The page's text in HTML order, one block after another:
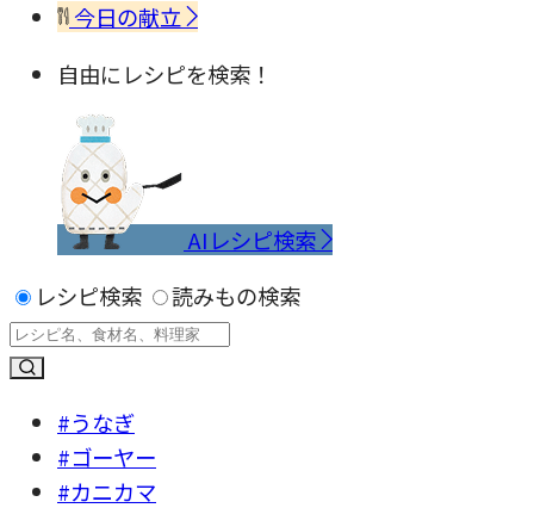
今日の献立
自由にレシピを検索！
AIレシピ検索
レシピ検索
読みもの検索
#うなぎ
#ゴーヤー
#カニカマ